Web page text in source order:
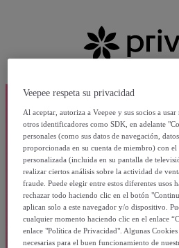
Veepee respeta su privacidad
Al aceptar, autoriza a Veepee y sus socios a
otros identificadores como SDK, en adelante
personales (como sus datos de navegación,
proporcionada en su cuenta de miembro) con
personalizada (incluida en su pantalla de
realizar ciertos análisis sobre la actividad de
fraude. Puede elegir entre estos diferentes usos
rechazar todo haciendo clic en el botón
aplican solo a este navegador y/o dispositivo.
cualquier momento haciendo clic en el enlace
enlace "Política de Privacidad". Algunas Cookies
necesarias para el buen funcionamiento de